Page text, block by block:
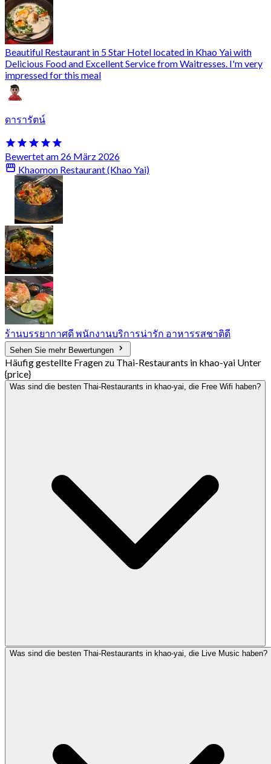
Beautiful Restaurant in 5 Star Hotel located in Khao Yai with
Delicious Food and Excellent Service from Waitresses. I'm very
impressed for this meal
ดารารัตน์
Bewertet am 26 März 2026
Khaomon Restaurant (Khao Yai)
ร้านบรรยากาศดี พนักงานบริการน่ารัก อาหารรสชาติดี
Sehen Sie mehr Bewertungen
Häufig gestellte Fragen zu Thai-Restaurants in khao-yai Unter
{price}
Was sind die besten Thai-Restaurants in khao-yai, die Free Wifi haben?
Was sind die besten Thai-Restaurants in khao-yai, die Live Music haben?